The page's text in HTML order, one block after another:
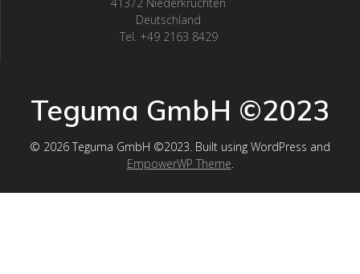
Deutschland
Tel. +49 2163 8429
Teguma GmbH ©2023
© 2026 Teguma GmbH ©2023. Built using WordPress and
EmpowerWP Theme.